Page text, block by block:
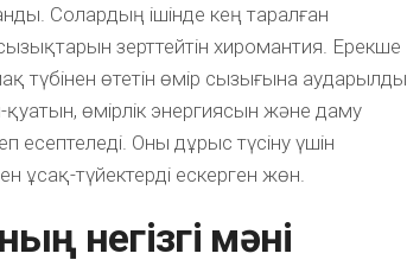
Солардың ішінде кең таралған
сызықтарын зерттейтін хиромантия. Ерекше
түбінен өтетін өмір сызығына аударылды.
өмірлік энергиясын және даму
есептеледі. Оны дұрыс түсіну үшін
ұсақ-түйектерді ескерген жөн.
негізгі мәні